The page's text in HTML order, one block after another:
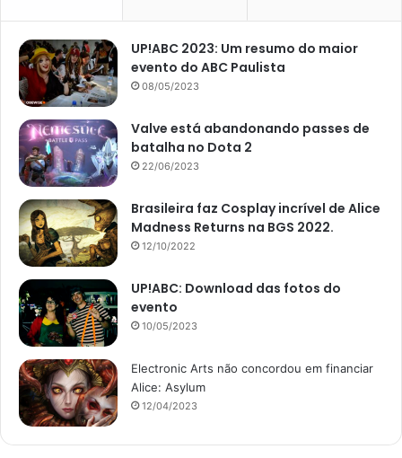
UP!ABC 2023: Um resumo do maior
evento do ABC Paulista
08/05/2023
Valve está abandonando passes de
batalha no Dota 2
22/06/2023
Brasileira faz Cosplay incrível de Alice
Madness Returns na BGS 2022.
12/10/2022
UP!ABC: Download das fotos do
evento
10/05/2023
Electronic Arts não concordou em financiar
Alice: Asylum
12/04/2023